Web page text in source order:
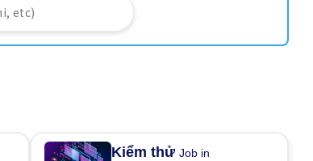
Kiểm thửJob in